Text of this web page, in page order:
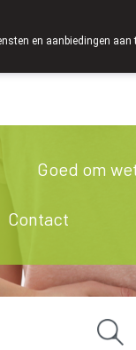
Goed om
Contact
en aanbiedingen